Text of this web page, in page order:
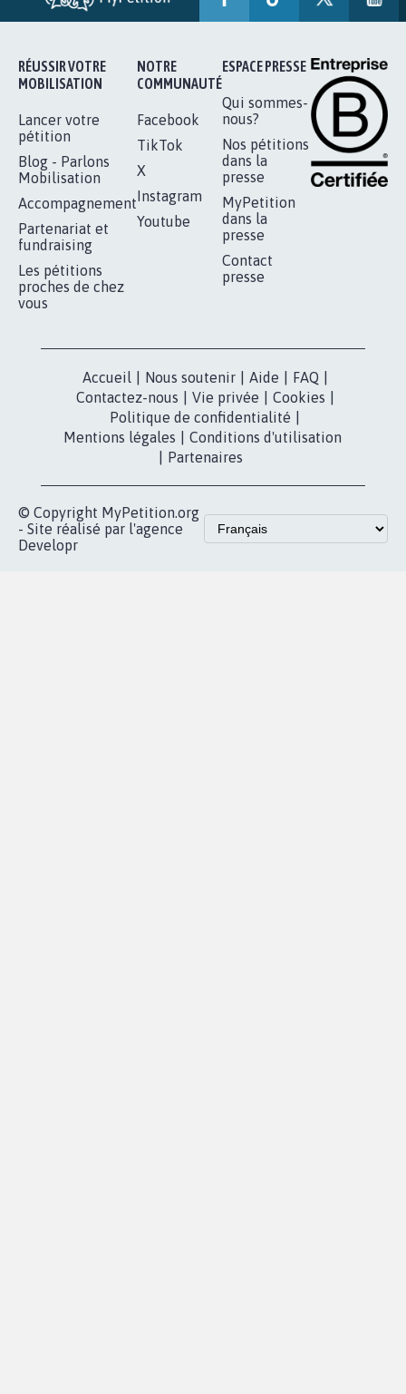
RÉUSSIR VOTRE
MOBILISATION
Lancer votre
pétition
Blog - Parlons
Mobilisation
Accompagnement
Partenariat et
fundraising
Les pétitions
proches de chez
vous
NOTRE
COMMUNAUTÉ
Facebook
TikTok
X
Instagram
Youtube
ESPACE PRESSE
Qui sommes-
nous?
Nos pétitions
dans la
presse
MyPetition
dans la
presse
Contact
presse
Accueil Nous soutenir Aide FAQ
Contactez-nous
Vie privée Cookies
Politique de confidentialité
Mentions légales
Conditions d'utilisation
Partenaires
© Copyright MyPetition.org
- Site réalisé par l'agence
Developr